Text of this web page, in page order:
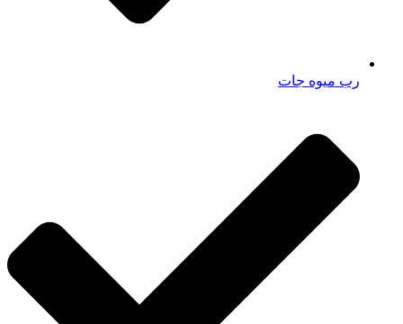
رب میوه جات